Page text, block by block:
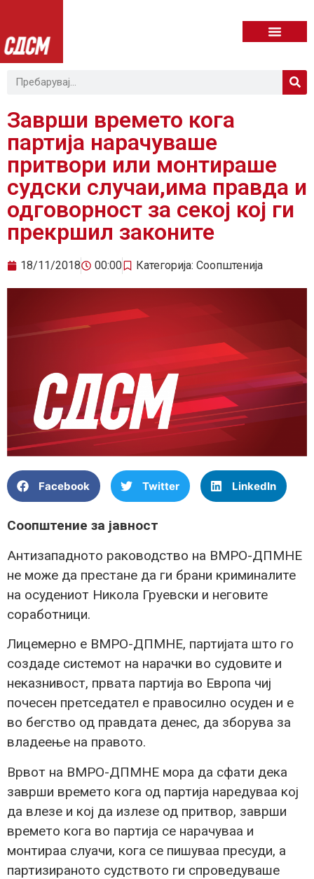
Заврши времето кога
партија нарачуваше
притвори или монтираше
судски случаи,има правда и
одговорност за секој кој ги
прекршил законите
18/11/2018 00:00 Категорија: Соопштенија
Facebook Twitter LinkedIn
Соопштение за јавност
Антизападното раководство на ВМРО-ДПМНЕ
не може да престане да ги брани криминалите
на осудениот Никола Груевски и неговите
соработници.
Лицемерно е ВМРО-ДПМНЕ, партијата што го
создаде системот на нарачки во судовите и
неказнивост, првата партија во Европа чиј
почесен претседател е правосилно осуден и е
во бегство од правдата денес, да зборува за
владеење на правото.
Врвот на ВМРО-ДПМНЕ мора да сфати дека
заврши времето кога од партија наредуваа кој
да влезе и кој да излезе од притвор, заврши
времето кога во партија се нарачуваа и
монтираа слуачи, кога се пишуваа пресуди, а
партизираното судството ги спроведуваше